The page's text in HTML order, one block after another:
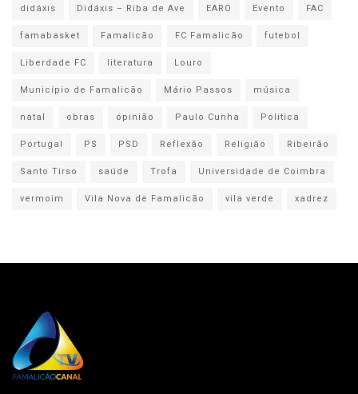
didáxis
Didáxis – Riba de Ave EARO Evento
FAC
famabasket
Famalicão FC Famalicão
futebol
Liberdade FC
literatura
Louro
Município de Famalicão
Mário Passos
música
natal
obras opinião Paulo Cunha
Politica
Portugal
PS PSD Reflexão Religião
Ribeirão
Santo Tirso
saúde Trofa
Universidade de Coimbra
vermoim
Vila Nova de Famalicão vila verde xadrez